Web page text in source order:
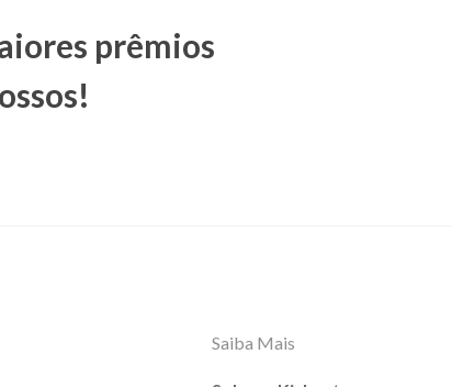
prêmios
Saiba Mais